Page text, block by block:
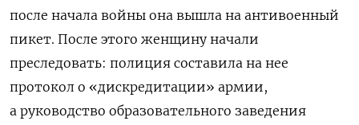
после начала войны она вышла на антивоенный
пикет. После этого женщину начали
преследовать: полиция составила на нее
протокол о «дискредитации» армии,
а руководство образовательного заведения